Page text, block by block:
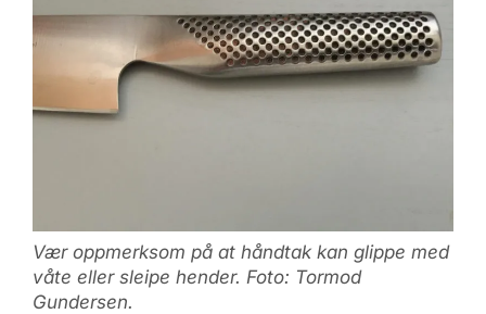
Vær oppmerksom på at håndtak kan glippe med
våte eller sleipe hender. Foto: Tormod
Gundersen.